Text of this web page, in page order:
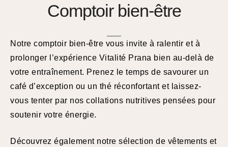
Comptoir bien-être
Notre comptoir bien-être vous invite à ralentir et à
prolonger l’expérience Vitalité Prana bien au-delà de
votre entraînement. Prenez le temps de savourer un
café d’exception ou un thé réconfortant et laissez-
vous tenter par nos collations nutritives pensées pour
soutenir votre énergie.
Découvrez également notre sélection de vêtements et